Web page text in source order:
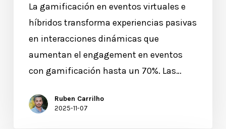
La gamificación en eventos virtuales e
híbridos transforma experiencias pasivas
en interacciones dinámicas que
aumentan el engagement en eventos
con gamificación hasta un 70%. Las…
Ruben Carrilho
2025-11-07